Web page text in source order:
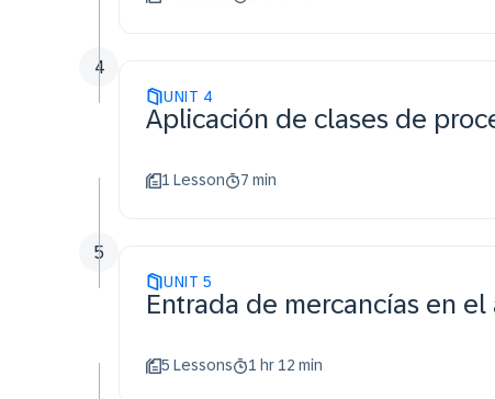
UNIT 4
Aplicación de clases de
1 Lesson 7 min
4
UNIT 5
Entrada de mercancías en el
5 Lessons 1 hr 12 min
5